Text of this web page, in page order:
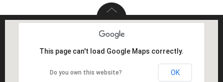
This page can't load Google Maps correctly.
Do you own this website? OK